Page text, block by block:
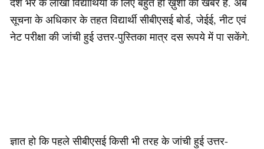
सूचना के अधिकार के तहत विद्यार्थी सीबीएसई बोर्ड, जेईई, नीट एवं
नेट परीक्षा की जांची हुई उत्तर-पुस्तिका मात्र दस रूपये में पा सकेंगे.
ज्ञात हो कि पहले सीबीएसई किसी भी तरह के जांची हुई उत्तर-